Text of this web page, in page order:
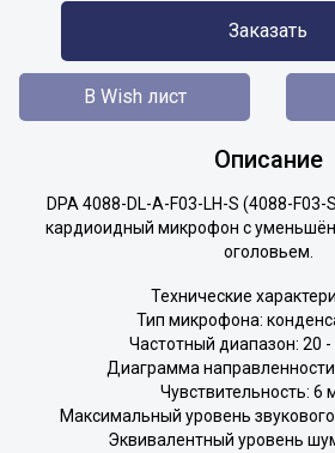
Заказать
В Wish лист
Описание
DPA 4088-DL-A-F03-LH-S (4088-F03-
кардиоидный микрофон с
оголовьем.
Технические
Тип микрофона:
Частотный диапазон: 20 -
Диаграмма
Чувствительность: 6
Максимальный уровень
Эквивалентный уровень